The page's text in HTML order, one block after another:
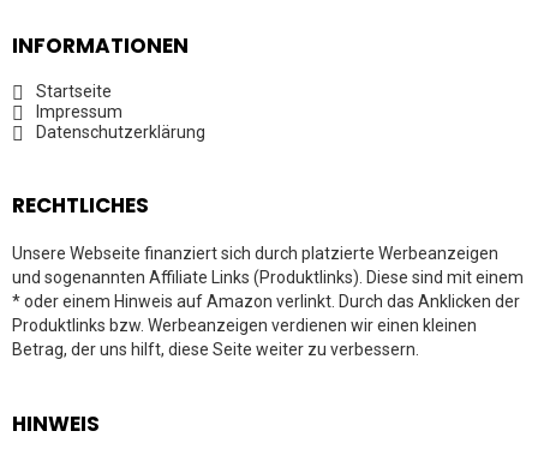
INFORMATIONEN
Startseite
Impressum
Datenschutzerklärung
RECHTLICHES
Unsere Webseite finanziert sich durch platzierte Werbeanzeigen
und sogenannten Affiliate Links (Produktlinks). Diese sind mit einem
* oder einem Hinweis auf Amazon verlinkt. Durch das Anklicken der
Produktlinks bzw. Werbeanzeigen verdienen wir einen kleinen
Betrag, der uns hilft, diese Seite weiter zu verbessern.
HINWEIS